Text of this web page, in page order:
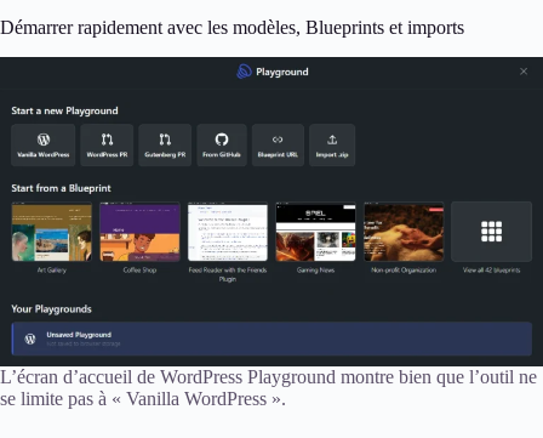
Démarrer rapidement avec les modèles, Blueprints et imports
L’écran d’accueil de WordPress Playground montre bien que l’outil ne
se limite pas à « Vanilla WordPress ».